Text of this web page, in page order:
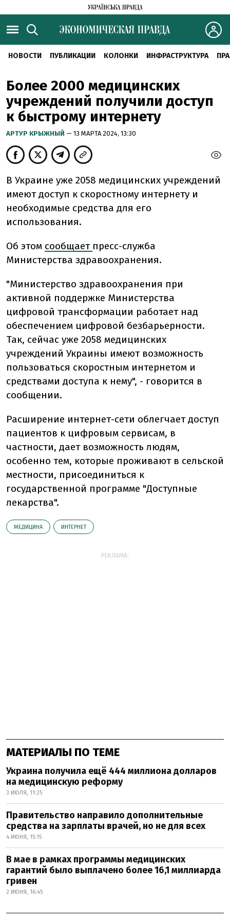
НОВОСТИ ПУБЛИКАЦИИ КОЛОНКИ ИНФРАСТРУКТУРА
Более 2000 медицинских
учреждений получили доступ
к быстрому интернету
АРТУР КРЫЖНЫЙ — 13 МАРТА 2024, 13:30
В Украине уже 2058 медицинских учреждений
имеют доступ к скоростному интернету и
необходимые средства для его
использования.
Об этом сообщает пресс-служба
Министерства здравоохранения.
"Министерство здравоохранения при
активной поддержке Министерства
цифровой трансформации работает над
обеспечением цифровой безбарьерности.
Так, сейчас уже 2058 медицинских
учреждений Украины имеют возможность
пользоваться скоростным интернетом и
средствами доступа к нему", - говорится в
сообщении.
Расширение интернет-сети облегчает доступ
пациентов к цифровым сервисам, в
частности, дает возможность людям,
особенно тем, которые проживают в сельской
местности, присоединиться к
государственной программе "Доступные
лекарства".
МЕДИЦИНА ИНТЕРНЕТ
РЕКЛАМА:
МАТЕРИАЛЫ ПО ТЕМЕ
Украина получила ещё 444 миллиона долларов
на медицинскую реформу
3 ИЮЛЯ, 11:25
Правительство направило дополнительные
средства на зарплаты врачей, но не для всех
4 ИЮНЯ, 15:15
В мае в рамках программы медицинских
гарантий было выплачено более 16,1 миллиарда
гривен
2 ИЮНЯ, 16:45